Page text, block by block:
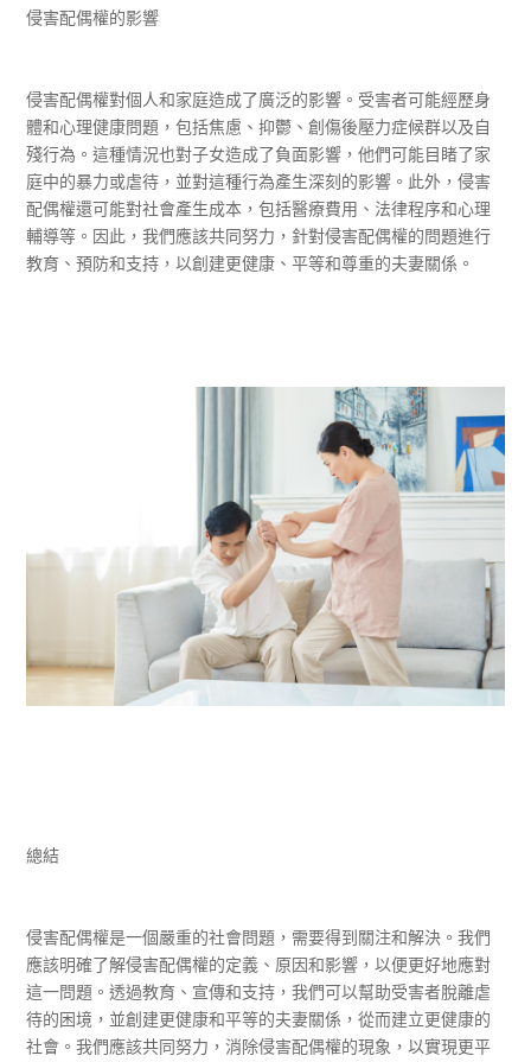
侵害配偶權的影響
侵害配偶權對個人和家庭造成了廣泛的影響。受害者可能經歷身
體和心理健康問題，包括焦慮、抑鬱、創傷後壓力症候群以及自
殘行為。這種情況也對子女造成了負面影響，他們可能目睹了家
庭中的暴力或虐待，並對這種行為產生深刻的影響。此外，侵害
配偶權還可能對社會產生成本，包括醫療費用、法律程序和心理
輔導等。因此，我們應該共同努力，針對侵害配偶權的問題進行
教育、預防和支持，以創建更健康、平等和尊重的夫妻關係。
總結
侵害配偶權是一個嚴重的社會問題，需要得到關注和解決。我們
應該明確了解侵害配偶權的定義、原因和影響，以便更好地應對
這一問題。透過教育、宣傳和支持，我們可以幫助受害者脫離虐
待的困境，並創建更健康和平等的夫妻關係，從而建立更健康的
社會。我們應該共同努力，消除侵害配偶權的現象，以實現更平